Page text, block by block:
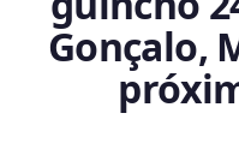
Gonçalo,